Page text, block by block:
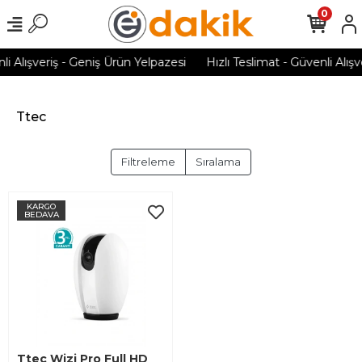
Alışveriş - Geniş Ürün Yelpazesi Hızlı Teslimat - Güvenli
0
Ttec
Filtreleme Sıralama
KARGO
BEDAVA
Ttec Wizi Pro Full HD